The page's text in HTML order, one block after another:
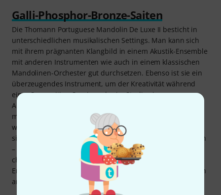
Galli-Phosphor-Bronze-Saiten
Die Thomann Portuguese Mandolin De Luxe II besticht in
unterschiedlichen musikalischen Settings. Man kann sich
mit ihrem prägnanten Klangbild in einem Akustik-Ensemble
mit anderen Instrumenten wie auch in einem klassischen
Mandolinen-Orchester gut durchsetzen. Ebenso ist sie ein
überzeugendes Instrument, um der Kreativität während
einer Songwriting-Session oder im Studio einen neuen
Anstoß zu geben, wenn man einen besonderen Klang
möchte. Dank der Phosphor-Bronze-Saiten der Marke Galli,
welche ab Werk an der Flachbau-Mandoline aufgezogen
sind, wird ihr ausgewogener Ton noch weiter unterstrichen
– sie gelten als optimaler Mittelweg für einen
charakterstarken Ton! Auch Musiker, die bereits viel
Erfahrung an der Mandoline haben, finden hier ein optisch
ansprechendes Zweitinstrument für unterwegs.